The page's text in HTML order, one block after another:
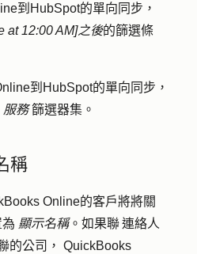
到HubSpot的單向同步，
at 12:00 AM]之後的篩選條
到HubSpot的單向同步，
服務篩選器集。
稱
Online的客戶將將關
顯示名稱。如果聯 連絡人
的公司， QuickBooks